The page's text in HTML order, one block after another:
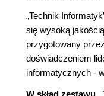
„Technik
się wysoką
przygotowany
doświadczeniem
informatycznych -
W skład zestawu